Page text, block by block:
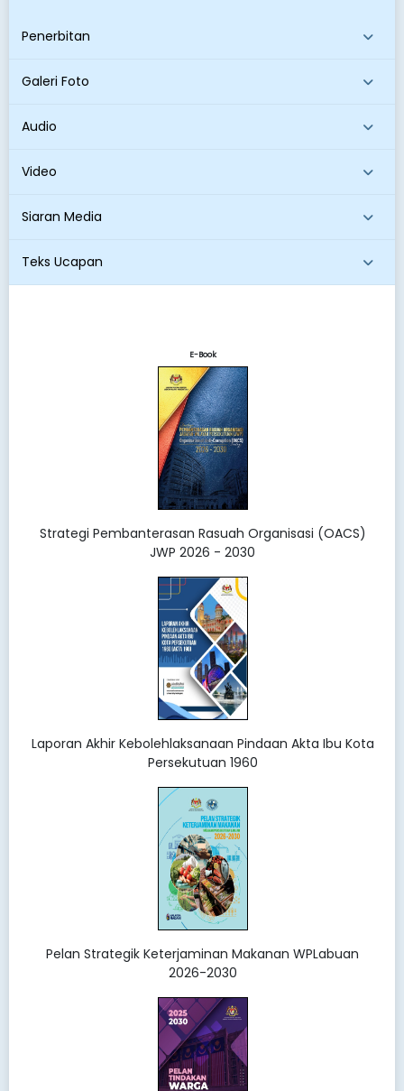
Penerbitan
Galeri Foto
Audio
Video
Siaran Media
Teks Ucapan
E-Book
Strategi Pembanterasan Rasuah Organisasi (OACS)
JWP 2026 - 2030
Laporan Akhir Kebolehlaksanaan Pindaan Akta Ibu Kota
Persekutuan 1960
Pelan Strategik Keterjaminan Makanan WPLabuan
2026-2030